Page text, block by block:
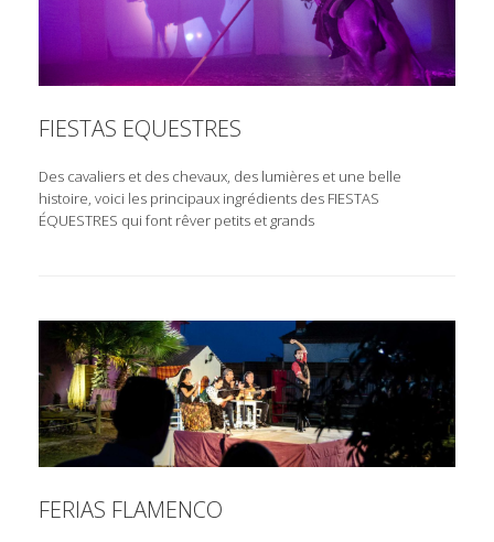
FIESTAS EQUESTRES
Des cavaliers et des chevaux, des lumières et une belle
histoire, voici les principaux ingrédients des FIESTAS
ÉQUESTRES qui font rêver petits et grands
FERIAS FLAMENCO